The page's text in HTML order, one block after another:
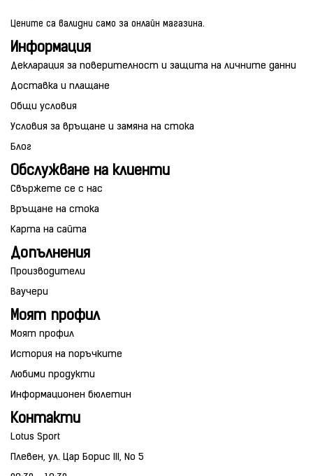
Цените са валидни само за онлайн магазина.
Информация
Декларация за поверителност и защита на личните данни
Доставка и плащане
Общи условия
Условия за връщане и замяна на стока
Блог
Обслужване на клиенти
Свържете се с нас
Връщане на стока
Карта на сайта
Допълнения
Производители
Ваучери
Моят профил
Моят профил
История на поръчките
Любими продукти
Информационен бюлетин
Контакти
Lotus Sport
Плевен, ул. Цар Борис III, No 5